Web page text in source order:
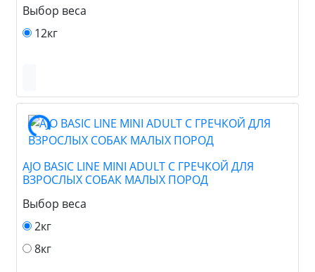
Выбор веса
12кг
AJO BASIC LINE MINI ADULT С ГРЕЧКОЙ ДЛЯ
ВЗРОСЛЫХ СОБАК МАЛЫХ ПОРОД
Выбор веса
2кг
8кг